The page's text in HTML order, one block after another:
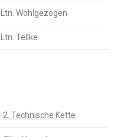
Ltn. Wohlgezogen
Ltn. Tellke
2. Technische Kette